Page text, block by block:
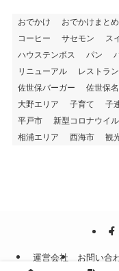
おでかけ おでかけまとめ
コーヒー
サセモン ス
ハウステンボス
パン
リニューアル
レストラン
佐世保バーガー
佐世保
大野エリア
子育て 子
平戸市
新型コロナウイ
相浦エリア
西海市 観
運営会社 お問い合